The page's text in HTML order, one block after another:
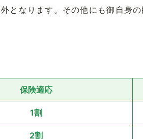
となります。その他にも御自身
保険適応
1割
2割